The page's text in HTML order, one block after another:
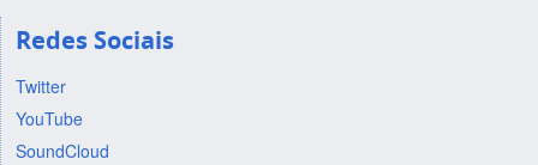
Redes Sociais
Twitter
YouTube
SoundCloud